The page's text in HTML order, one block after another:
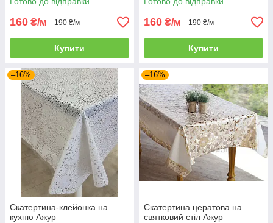
160 ₴/м 190 ₴/м
Купити
160 ₴/м 190 ₴/м
Купити
–16%
Скатертина-клейонка на
кухню Ажур
–16%
Скатертина цератова на
святковий стіл Ажур